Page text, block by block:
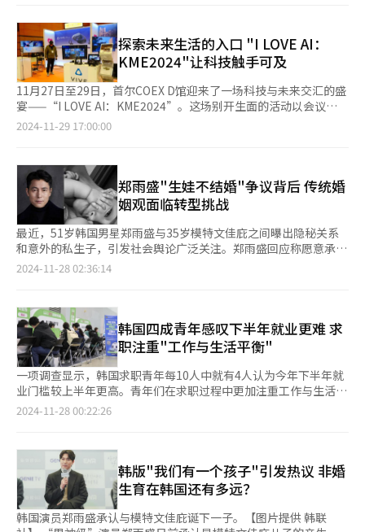
效“流量密码”。 20至30岁年龄层的收益尤为突出，达97.34亿韩
元，占总收益的43.6%。通过共享住宿年收入逾1亿韩元的年龄段
中，20至30岁人群也最多，从2020年的2人增至2022年的22人。
40岁以上人群收入达55.11亿韩元，位居第二，50多岁（32.56亿
韩元）和60多岁（38.6亿韩元）人群紧随其后。从3年内的共享住
宿收入增势来看，50岁人群表现尤为亮眼，从2020年的1.7亿韩元
增至2022年的32.56亿韩元，实现超过19倍的惊人增长。同期，60
岁以上人群共享住宿收入从2.72亿韩元增至38.6亿韩元，增加14
而，共享住宿市场的爆发式增长并非全然积极，副作用亦逐渐显
现。据统计，瞒报漏报海外共享住宿平台收入的现象严重，占比高
达67.4%，无疑给整个行业的健康发展蒙上了一层阴霾。具体来
看，截至2020年至今年8月为止，未申报就通过爱彼迎等海外平台
运营共享住宿而被查获的案例仅在釜山就达615件，济州以473件
紧随其后，其次依次为仁川（70件）、首尔（69件）、庆北（50
件）、庆南（47件）、江原（38件）等，凸显了行业监管与合规
性建设的紧迫性。 尽管共享住宿市场在促进内需经济发展方面，
深。车圭根强调，尽管地方自治团体每年加强对非法住宿场所的监
管，但共享住宿领域的相关信息并未实现与税务部门的定期交流与
共享，直接导致通过共享住宿渠道获取高额收入的行为激增，成为
了税收征管中的盲区。此前，国税厅虽已针对非法住宿等行为展开
了追缴行动，但由于缺乏明确的监管规则及税收系统的有力支撑，
此类问题仍然频发。 专家警告称，若政策制定与制度建设无法跟
上市场的快速发展步伐，将可能因管理不善而引发一系列混乱局
轻人及中老年群体的关注与参与。然而，如何合理设定政策监管的
边界，成为了一个复杂且棘手的难题。此外，运营者还需保障顾客
安全及维护设施完好，一旦遭遇顾客投诉或设施损坏，如何妥善进
行赔偿处理亦需纳入考量。尽管共享住宿作为副业能带来丰厚的收
益，但其背后的运营压力及时间消耗同样不容忽视。 共享住宿的
的价格已达每吨9236美元，同比上涨127%，比平年水平高出
246%。 可可价格上涨的主要原因在于异常气候和种植面积减少，
导致产量下降。原料成本攀升之下，好丽友宣布自今日起将13种产
品的价格平均上调10.6%。其中，“蘑古力”和“Bichobi巧克力
饼干”的涨幅高达20%。海太制果则从今日起上调10种巧克力原
料占比较高的产品（如“巧克力泡芙球”和“百奇”）的售价，平
均涨幅达8.6%。此外，乐天Wellfood早在今年6月已将“巧克力
棒”和“加纳巧克力”等17种产品的价格平均上调12%。 不仅巧
面生产的重要原料，棕榈油截至上月26日的价格已达每吨1089美
元，同比上涨19%，较平年高出21%。棕榈油价格上涨的主要原
因是印尼这一最大生产国因异常气候导致的产量预期减少。 咖啡
价格也因异常气候而大幅上涨。截至上月25日，阿拉比卡咖啡价格
为每吨7080美元，同比上涨86%，较平年高出117%；罗布斯塔咖
啡价格达每吨5158美元，同比上涨107%，较平年飙升189%。 原
料成本上升迫使食品企业纷纷调整价格。东西（DONGSUH）食品
自上月15日起将速溶咖啡和咖啡饮品的出厂价平均上调8.9%。韩
（473毫升）、特大杯（591毫升）及咖啡豆产品（整豆）的售
价。 橄榄油价格也因气候异常而飙升。炸鸡连锁品牌BBQ宣布自
去年10月起改用橄榄油与葵花籽油混合油，替代原先的100%特级
初榨橄榄油。尽管如此，BBQ仍在今年6月以改善加盟店收益为
由，将23种炸鸡菜单的价格平均上调6.3%。 面对日益显著的气候
通胀问题，消费者的担忧不断加剧。对此，韩国政府表示将加强与
食品企业的合作。农林畜产食品部相关负责人指出：“我们将及时
分享主要原材料的市场动态，持续监控价格走势，倾听企业诉求并
探索未来生活的入口 "I LOVE AI：
KME2024"让科技触手可及
11月27日至29日，首尔COEX D馆迎来了一场科技与未来交汇的盛
宴——“I LOVE AI：KME2024”。这场别开生面的活动以会议
（Conference）与展览（Exhibition）相结合的创新形式，为每
手”。 ▲主题聚焦：生命元宇宙，AI塑造健康未来 本次活动
以“生命元宇宙”（Life Meta）为主题，深度融合AI、元宇宙与
健康生活。根据全球咨询公司普华永道（PwC）的研究，到2030
年元宇宙市场规模将达到1.5429万亿美元，而生成式AI市场也有望
在2028年增至363亿美元。这一背景下，“I LOVE AI：
KME2024”突破传统，带来了前沿技术与生活场景无缝衔接的体
验，即便对AI技术一知半解，参观者也能找到与日常生活紧密相关
的应用。 在虚拟现实体验展台，戴上VR眼镜便仿佛踏入了一个奇
洋。而另一边，AI在医疗健康领域的应用同样让人叹为观止——从
AI辅助诊断、智能康复设备到个性化健康管理方案，生动地展示了
技术如何助力更便捷、更健康的未来生活。 参观者戴上VR眼镜体
验游戏场景。【摄影 记者 崔锦宁】 ▲百位专家齐聚，共话AI未来
活动吸引了全球100多位顶尖AI专家参与，其中包括宾夕法尼亚州
立大学教授Sam Richards、斯坦福大学教授Jin Hyung Lee，以
及韩国庆熙大学教授李京全等。在主题演讲与小组讨论中，专家们
用鲜活案例展现了AI如何深刻融入日常生活。从医疗AI到元宇宙教
行业变革与教育模式的深远影响。 特别值得关注的是元宇宙与AI结
合的专题讨论。专家们从教育、就业到行业转型等角度，深入探讨
了未来技能需求与教育模式的重塑，提出了大量具有实际价值的见
解，为AI普及应用指明了方向。 ▲多舞台、多主题：全方位探索AI
应用 展会分设三个主题舞台，全天轮番上演超过10场精彩会议。
无论你对医疗AI、国防AI还是文化内容AI感兴趣，都能在这里找
2024-11-29 17:00:00
郑雨盛"生娃不结婚"争议背后 传统婚
姻观面临转型挑战
最近，51岁韩国男星郑雨盛与35岁模特文佳庇之间曝出隐秘关系
和意外的私生子，引发社会舆论广泛关注。郑雨盛回应称愿意承担
父亲的责任，却拒绝与文佳庇结婚。对此，社交媒体上网友们的讨
孩子的母亲组成家庭。郑雨盛的选择却打破这一常识，他试图
把“父亲”这一角色与“丈夫”这一身份分开，仅承担生物学意义
上的责任，却不愿进入婚姻关系。究竟是出于对婚姻的畏惧，还是
对自由的渴求？这一切让公众对婚姻观开始更深的思考。 郑雨盛
（左）与文佳庇【图片来源 网络】 当下韩国面临前所未有的单人
家庭数量、低结婚率和低出生率挑战，但年轻一代之间不乏对
于“建立关系”的渴望。他们即使不想结婚，也不代表愿意孤独终
老；即使放弃婚姻，也并不等于拒绝养育。数据分析机构PMI日前
果同居关系能够享受类似婚姻家庭的社会经济福利，57%的受访者
表示愿意选择这种制度，支持率达到一半以上。 在1000名受访者
中，459人目前单身、离异或丧偶，其中仅31.6%有意在未来缔结
合法婚姻，而44.9%无婚姻意愿。在无意结婚的受访者中，有
7.1%表示支持制定《生活伴侣法》。在韩国，想要组建家庭但又
不愿结婚的人群正在增加，传统婚姻制度难以满足日渐多样化的需
2024-11-28 02:36:14
韩国四成青年感叹下半年就业更难 求
职注重"工作与生活平衡"
一项调查显示，韩国求职青年每10人中就有4人认为今年下半年就
业门槛较上半年更高。青年们在求职过程中更加注重工作与生活平
衡，多数偏好年薪在3000万韩元（约合人民币15.6万元）左右的
示，对于今年下半年就业环境，43.1%的受访者认为较上半年恶
化，认为有所改善的仅占6.7%。对于就业环境恶化的原因（多
选），74.7%的受访者认为是经济持续低迷，其次为青年失业加剧
导致就业竞争加剧，占比71%。 在求职过程中遇到的最大困难
（多选）方面，69%的受访者表示缺乏与岗位相关的工作经验和职
2024-11-28 00:22:26
韩版"我们有一个孩子"引发热议 非婚
生育在韩国还有多远？
韩国演员郑雨盛承认与模特文佳庇诞下一子。【图片提供 韩联